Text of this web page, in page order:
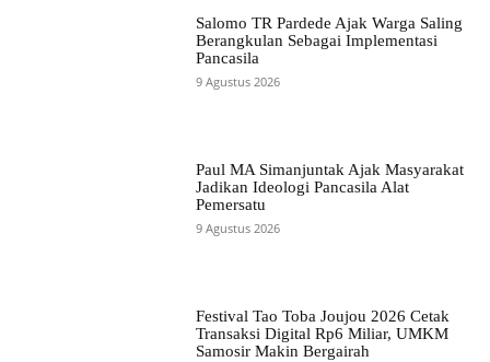
Salomo TR Pardede Ajak Warga Saling
Berangkulan Sebagai Implementasi
Pancasila
9 Agustus 2026
Paul MA Simanjuntak Ajak Masyarakat
Jadikan Ideologi Pancasila Alat
Pemersatu
9 Agustus 2026
Festival Tao Toba Joujou 2026 Cetak
Transaksi Digital Rp6 Miliar, UMKM
Samosir Makin Bergairah